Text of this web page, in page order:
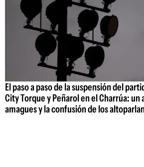
El paso a paso de la suspensión del
City Torque y Peñarol en el Charrúa: un
amagues y la confusión de los